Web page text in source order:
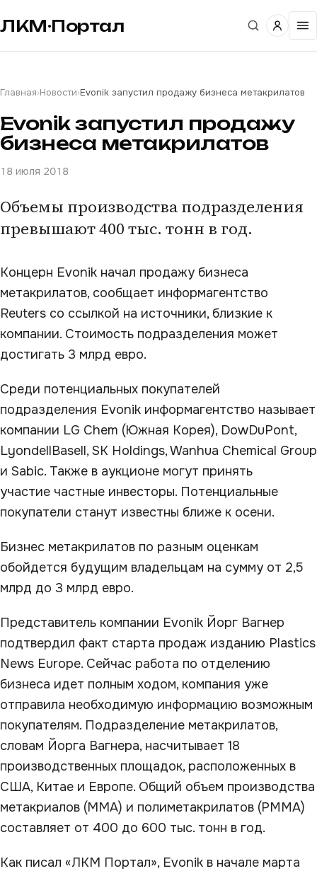
ЛКМ·Портал
Главная›Новости›Evonik запустил продажу бизнеса метакрилатов
Evonik запустил продажу
бизнеса метакрилатов
18 июля 2018
Объемы производства подразделения
превышают 400 тыс. тонн в год.
Концерн Evonik начал продажу бизнеса
метакрилатов, сообщает информагентство
Reuters со ссылкой на источники, близкие к
компании. Стоимость подразделения может
достигать 3 млрд евро.
Среди потенциальных покупателей
подразделения Evonik информагентство называет
компании LG Chem (Южная Корея), DowDuPont,
LyondellBasell, SK Holdings, Wanhua Chemical Group
и Sabic. Также в аукционе могут принять
участие частные инвесторы. Потенциальные
покупатели станут известны ближе к осени.
Бизнес метакрилатов по разным оценкам
обойдется будущим владельцам на сумму от 2,5
млрд до 3 млрд евро.
Представитель компании Evonik Йорг Вагнер
подтвердил факт старта продаж изданию Plastics
News Europe. Сейчас работа по отделению
бизнеса идет полным ходом, компания уже
отправила необходимую информацию возможным
покупателям. Подразделение метакрилатов,
словам Йорга Вагнера, насчитывает 18
производственных площадок, расположенных в
США, Китае и Европе. Общий объем производства
метакриалов (ММА) и полиметакрилатов (PMMA)
составляет от 400 до 600 тыс. тонн в год.
Как писал «ЛКМ Портал», Evonik в начале марта